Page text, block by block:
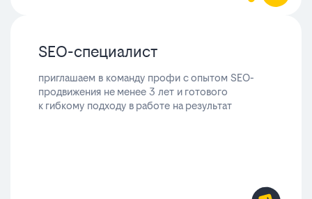
SEO-специалист
приглашаем в команду профи с опытом SEO-
продвижения не менее 3 лет и готового
к гибкому подходу в работе на результат